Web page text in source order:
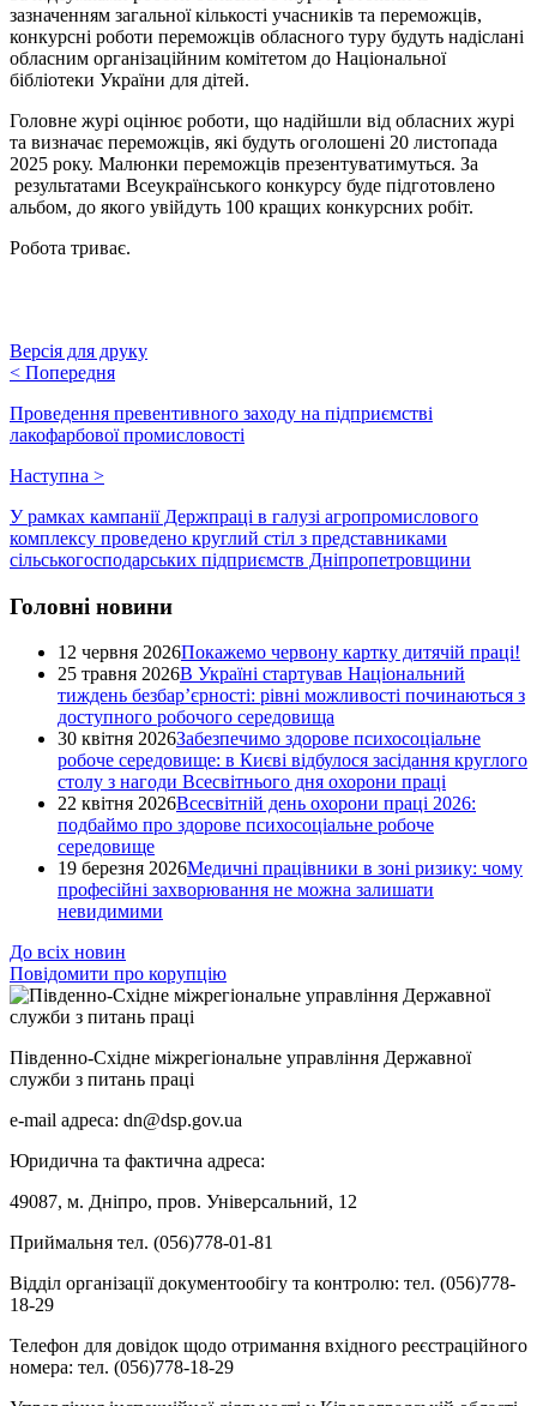
зазначенням загальної кількості учасників та переможців,
конкурсні роботи переможців обласного туру будуть надіслані
обласним організаційним комітетом до Національної
бібліотеки України для дітей.
Головне журі оцінює роботи, що надійшли від обласних журі
та визначає переможців, які будуть оголошені 20 листопада
2025 року. Малюнки переможців презентуватимуться. За
результатами Всеукраїнського конкурсу буде підготовлено
альбом, до якого увійдуть 100 кращих конкурсних робіт.
Робота триває.
Версія для друку
< Попередня
Проведення превентивного заходу на підприємстві
лакофарбової промисловості
Наступна >
У рамках кампанії Держпраці в галузі агропромислового
комплексу проведено круглий стіл з представниками
сільськогосподарських підприємств Дніпропетровщини
Головні новини
12 червня 2026Покажемо червону картку дитячій праці!
25 травня 2026В Україні стартував Національний
тиждень безбар’єрності: рівні можливості починаються з
доступного робочого середовища
30 квітня 2026Забезпечимо здорове психосоціальне
робоче середовище: в Києві відбулося засідання круглого
столу з нагоди Всесвітнього дня охорони праці
22 квітня 2026Всесвітній день охорони праці 2026:
подбаймо про здорове психосоціальне робоче
середовище
19 березня 2026Медичні працівники в зоні ризику: чому
професійні захворювання не можна залишати
невидимими
До всіх новин
Повідомити про корупцію
Південно-Східне міжрегіональне управління Державної
служби з питань праці
e-mail адреса: dn@dsp.gov.ua
Юридична та фактична адреса:
49087, м. Дніпро, пров. Універсальний, 12
Приймальня тел. (056)778-01-81
Відділ організації документообігу та контролю: тел. (056)778-
18-29
Телефон для довідок щодо отримання вхідного реєстраційного
номера: тел. (056)778-18-29